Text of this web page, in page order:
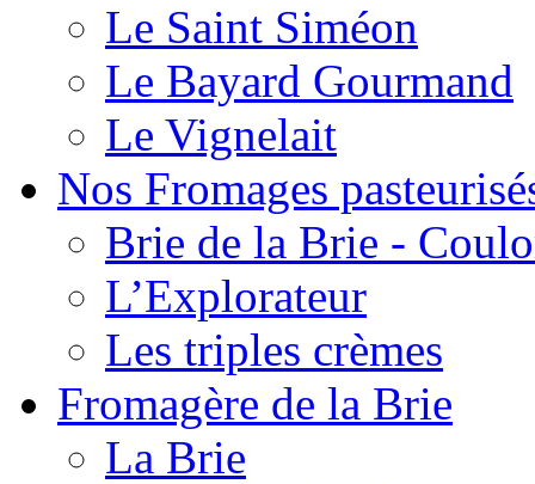
Le Saint Siméon
Le Bayard Gourmand
Le Vignelait
Nos Fromages
Brie de la Brie -
L’Explorateur
Les triples crèmes
Fromagère de la Brie
La Brie